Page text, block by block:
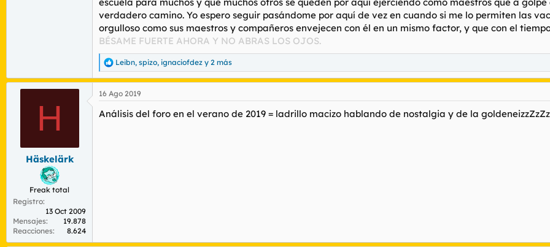
verdadero camino. Yo espero seguir pasándome por aquí de vez en cuando si me lo permiten las
orgulloso como sus maestros y compañeros envejecen con él en un mismo factor, y que con el
BÉSAME FUERTE AHORA Y NO ABRAS LOS OJOS.
R
e
a
c
i
Leibn, spizo, ignaciofdez y 2 más
H
Häskelärk
Freak total
Registro
13 Oct 2009
Mensajes
19.878
Reacciones
8.624
16 Ago 2019
Análisis del foro en el verano de 2019 = ladrillo macizo hablando de nostalgia y de la